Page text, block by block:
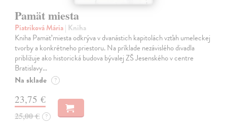
Pamät miesta
Piatriková Mária| Kniha
Kniha Pamäť miesta odkrýva v dvanástich kapitolách vzťah umeleckej
tvorby a konkrétneho priestoru. Na príklade nezávislého divadla
približuje ako historická budova bývalej ZŠ Jesenského v centre
Bratislavy…
Na sklade ?
23,75 €
25,00 € ?